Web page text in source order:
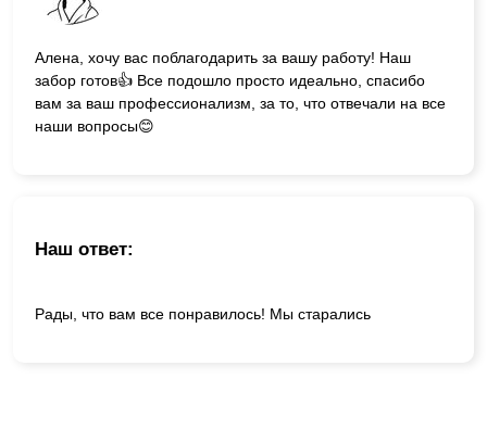
Алена, хочу вас поблагодарить за вашу работу! Наш
забор готов👍 Все подошло просто идеально, спасибо
вам за ваш профессионализм, за то, что отвечали на все
наши вопросы😊
Наш ответ:
Рады, что вам все понравилось! Мы старались